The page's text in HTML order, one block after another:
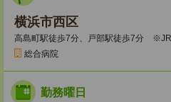
横浜市西区
高島町駅徒歩7分、戸部駅徒歩7分
総合病院
勤務曜日